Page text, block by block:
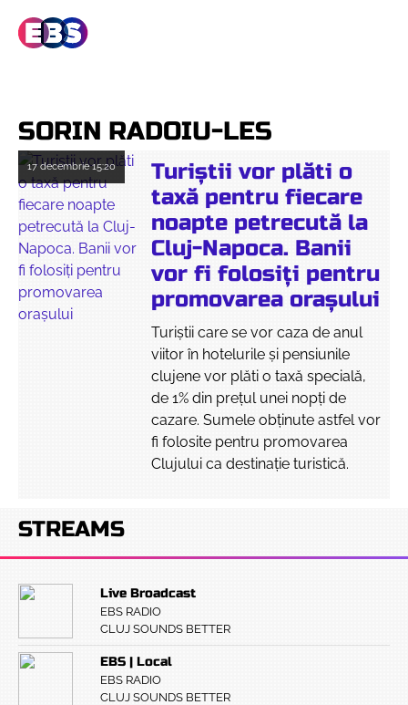
SORIN RADOIU-LES
17 decembrie15:20
Turiștii vor plăti o
taxă pentru fiecare
noapte petrecută la
Cluj-Napoca. Banii
vor fi folosiți pentru
promovarea orașului
Turiștii care se vor caza de anul
viitor în hotelurile și pensiunile
clujene vor plăti o taxă specială,
de 1% din prețul unei nopți de
cazare. Sumele obținute astfel vor
fi folosite pentru promovarea
Clujului ca destinație turistică.
STREAMS
Live Broadcast
EBS RADIO
CLUJ SOUNDS BETTER
EBS | Local
EBS RADIO
CLUJ SOUNDS BETTER